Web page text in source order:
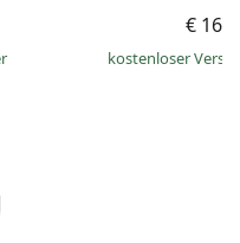
€
kostenloser